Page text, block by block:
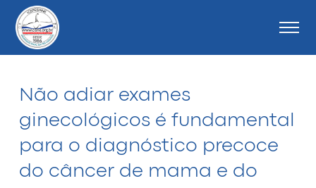
Não adiar exames
ginecológicos é fundamental
para o diagnóstico precoce
do câncer de mama e do